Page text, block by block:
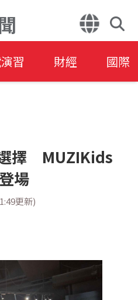
習 財經 國際
擇 MUZIKids
場
更新)